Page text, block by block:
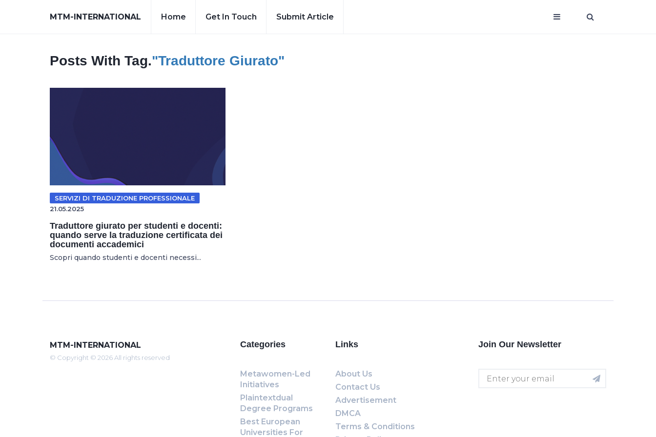
MTM-INTERNATIONAL Home Get In Touch Submit Article
Posts With Tag."traduttore Giurato"
SERVIZI DI TRADUZIONE PROFESSIONALE
21.05.2025
Traduttore giurato per studenti e docenti:
quando serve la traduzione certificata dei
documenti accademici
Scopri quando studenti e docenti necessi...
MTM-INTERNATIONAL
© Copyright © 2026 All rights reserved
Categories
Metawomen-Led
Initiatives
Plaintextdual
Degree Programs
Best European
Universities For
Links
About Us
Contact Us
Advertisement
DMCA
Terms & Conditions
Join Our Newsletter